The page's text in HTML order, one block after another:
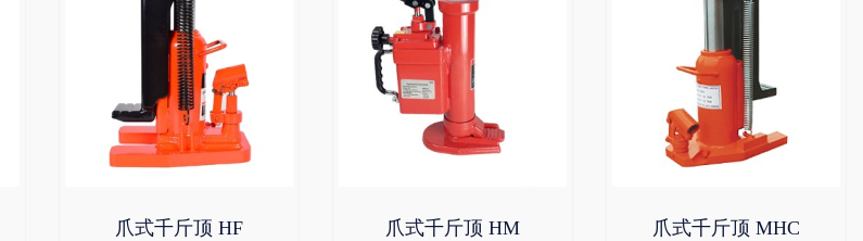
爪式千斤顶 HF 爪式千斤顶 HM 爪式千斤顶 MHC